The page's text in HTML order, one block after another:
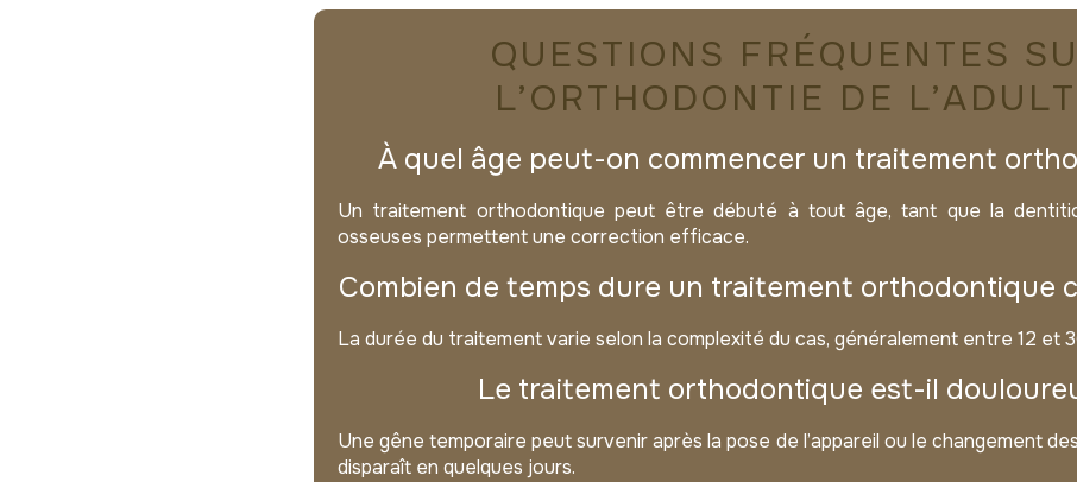
QUESTIONS FRÉQUENTES
L’ORTHODONTIE DE
À quel âge peut-on commencer un traitement
Un traitement orthodontique peut être débuté à tout âge, tant que la
osseuses permettent une correction efficace.
Combien de temps dure un traitement orthodontique
La durée du traitement varie selon la complexité du cas, généralement entre 12 et
Le traitement orthodontique est-il
Une gêne temporaire peut survenir après la pose de l’appareil ou le changement
disparaît en quelques jours.